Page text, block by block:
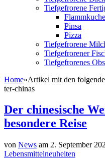
Tiefgefrorene
Pinsa
Pizza
Tiefgefrorene
Tiefgefrorener
Tiefgefrorenes
Home»Artikel mit den
ter-chinas
Der chinesische
besondere Reise
von News am 2. September
Lebensmittelneuheiten